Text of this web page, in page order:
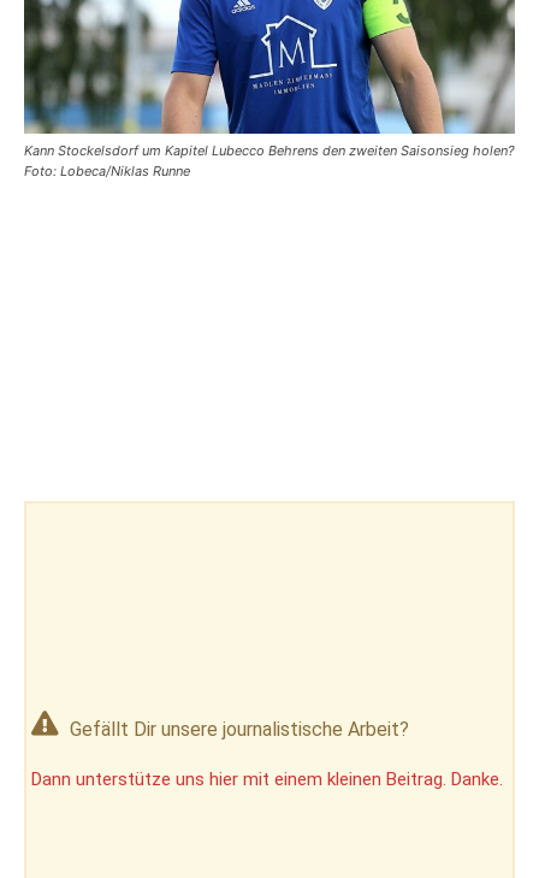
Kann Stockelsdorf um Kapitel Lubecco Behrens den zweiten Saisonsieg holen?
Foto: Lobeca/Niklas Runne
Gefällt Dir unsere journalistische Arbeit?
Dann unterstütze uns hier mit einem kleinen Beitrag. Danke.